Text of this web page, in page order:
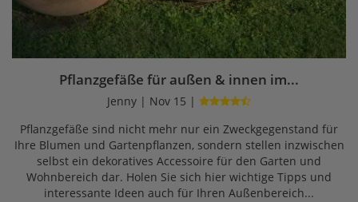
Pflanzgefäße für außen & innen im...
Jenny | Nov 15 |
Pflanzgefäße sind nicht mehr nur ein Zweckgegenstand für
Ihre Blumen und Gartenpflanzen, sondern stellen inzwischen
selbst ein dekoratives Accessoire für den Garten und
Wohnbereich dar. Holen Sie sich hier wichtige Tipps und
interessante Ideen auch für Ihren Außenbereich...